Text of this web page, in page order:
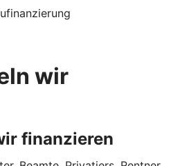
wir
finanzieren